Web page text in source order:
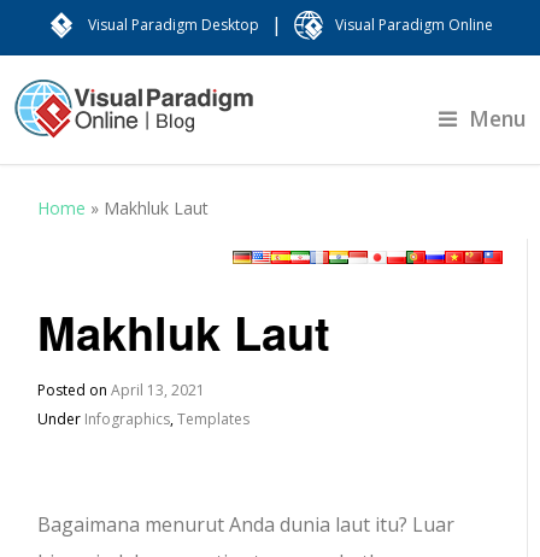
Visual Paradigm Desktop | Visual Paradigm Online
Menu
Home » Makhluk Laut
Makhluk Laut
Posted onApril 13, 2021
Under Infographics,Templates
Bagaimana menurut Anda dunia laut itu? Luar